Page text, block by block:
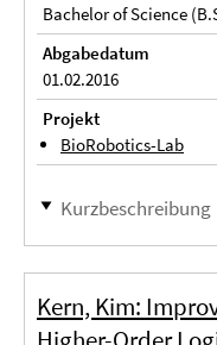
Bachelor of Science
Abgabedatum
01.02.2016
Projekt
BioRobotics-Lab
Kurzbeschreibung
Kern, Kim: